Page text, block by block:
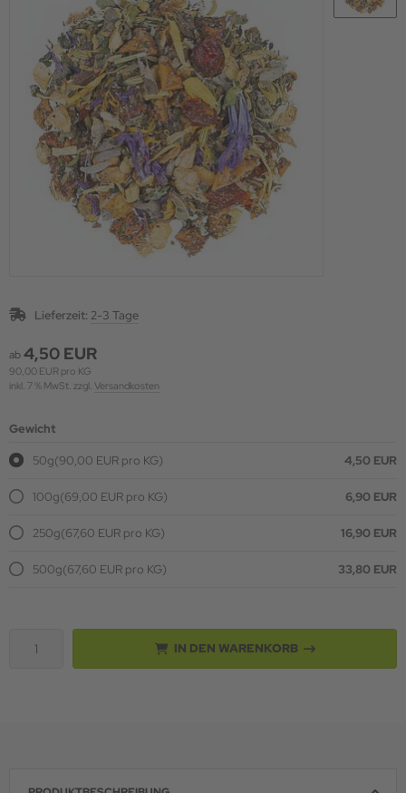
Lieferzeit: 2-3 Tage
ab4,50 EUR
90,00 EUR pro KG
inkl. 7 % MwSt. zzgl. Versandkosten
Gewicht
50g(90,00 EUR pro KG) 4,50 EUR
100g(69,00 EUR pro KG) 6,90 EUR
250g(67,60 EUR pro KG) 16,90 EUR
500g(67,60 EUR pro KG) 33,80 EUR
IN DEN WARENKORB